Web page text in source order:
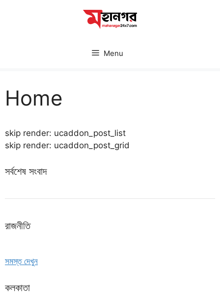
Menu
Home
skip render: ucaddon_post_list
skip render: ucaddon_post_grid
সর্বশেষ সংবাদ
রাজনীতি
সমস্ত দেখুন
কলকাতা